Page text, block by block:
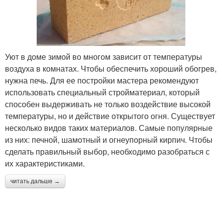
Уют в доме зимой во многом зависит от температуры
воздуха в комнатах. Чтобы обеспечить хороший обогрев,
нужна печь. Для ее постройки мастера рекомендуют
использовать специальный стройматериал, который
способен выдерживать не только воздействие высокой
температуры, но и действие открытого огня. Существует
несколько видов таких материалов. Самые популярные
из них: печной, шамотный и огнеупорный кирпич. Чтобы
сделать правильный выбор, необходимо разобраться с
их характеристиками.
читать дальше →